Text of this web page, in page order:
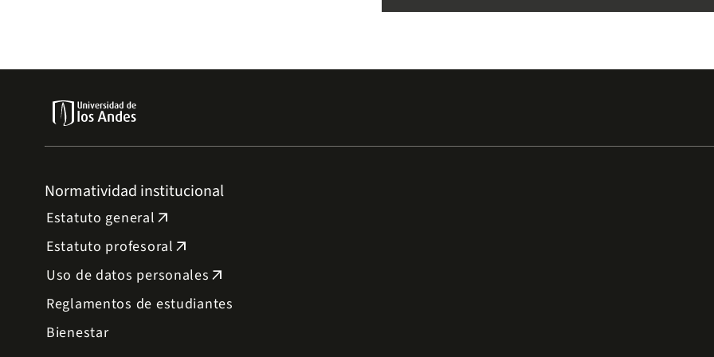
Normatividad institucional
Estatuto general arrow_outward
Estatuto profesoral arrow_outward
Uso de datos personales arrow_outward
Reglamentos de estudiantes
Bienestar